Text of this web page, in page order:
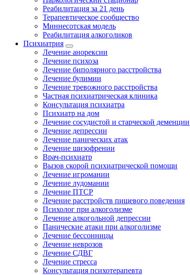
Реабилитация за 21 день
Терапевтическое сообщество
Миннесотская модель
Реабилитация алкоголиков
Психиатрия
Лечение анорексии
Лечение психоза
Лечение биполярного расстройства
Лечение булимии
Лечение тревожного расстройства
Частная психиатрическая клиника
Консультация психиатра
Психиатр на дом
Лечение сосудистой и старческой деменции
Лечение депрессии
Лечение панических атак
Лечение шизофрении
Врач-психиатр
Вызов скорой психиатрической помощи
Лечение игромании
Лечение лудомании
Лечение ПТСР
Лечение расстройств пищевого поведения
Психолог при алкоголизме
Лечение алкогольной депрессии
Панические атаки при алкоголизме
Лечение бессонницы
Лечение неврозов
Лечение СДВГ
Лечение стресса
Консультация психотерапевта